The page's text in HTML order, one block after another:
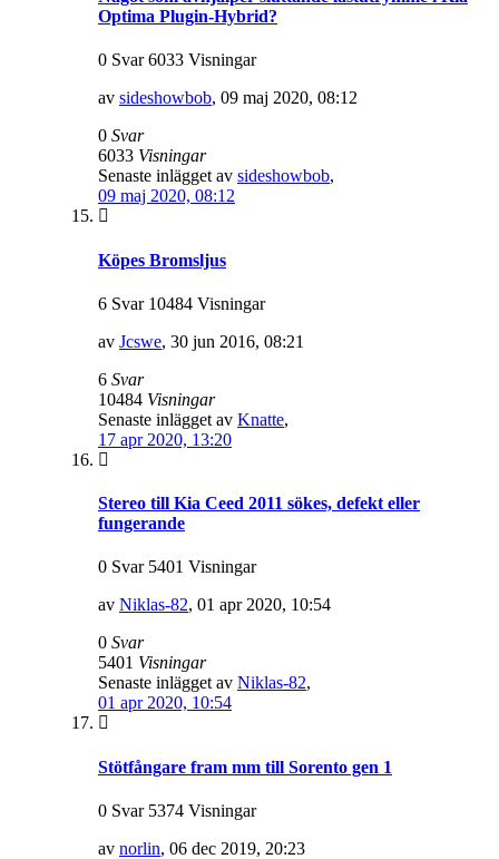
Optima Plugin-Hybrid?
0 Svar 6033 Visningar
av sideshowbob, 09 maj 2020, 08:12
0 Svar
6033 Visningar
Senaste inlägget av sideshowbob,
09 maj 2020, 08:12
Köpes Bromsljus
6 Svar 10484 Visningar
av Jcswe, 30 jun 2016, 08:21
6 Svar
10484 Visningar
Senaste inlägget av Knatte,
17 apr 2020, 13:20
Stereo till Kia Ceed 2011 sökes, defekt eller
fungerande
0 Svar 5401 Visningar
av Niklas-82, 01 apr 2020, 10:54
0 Svar
5401 Visningar
Senaste inlägget av Niklas-82,
01 apr 2020, 10:54
Stötfångare fram mm till Sorento gen 1
0 Svar 5374 Visningar
av norlin, 06 dec 2019, 20:23